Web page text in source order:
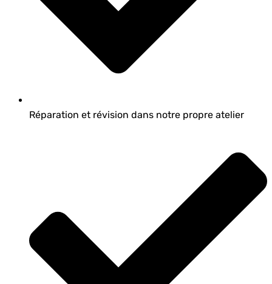
Réparation et révision dans notre propre atelier